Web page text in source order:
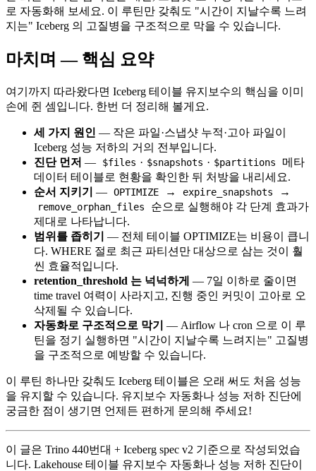
로 자동화해 보세요. 이 루틴만 갖춰도 "시간이 지날수록 느려
지는" Iceberg 의 고질병을 구조적으로 막을 수 있습니다.
마치며 — 핵심 요약
여기까지 따라왔다면 Iceberg 테이블 유지보수의 핵심을 이미
손에 쥔 셈입니다. 한번 더 정리해 볼게요.
세 가지 원인 — 작은 파일·스냅샷 누적·고아 파일이
Iceberg 성능 저하의 거의 전부입니다.
진단 먼저 — $files · $snapshots · $partitions
메타
데이터 테이블로 현황을 확인한 뒤 처방을 내리세요.
순서 지키기 — OPTIMIZE → expire_snapshots →
remove_orphan_files
순으로 실행해야 각 단계 효과가
제대로 나타납니다.
범위를 좁히기 — 전체 테이블 OPTIMIZE는 비용이 큽니
다. WHERE 절로 최근 파티션만 대상으로 삼는 것이 훨
씬 효율적입니다.
retention_threshold 는 넉넉하게 — 7일 이하로 줄이면
time travel 여력이 사라지고, 진행 중인 커밋이 고아로 오
삭제될 수 있습니다.
자동화로 구조적으로 막기 — Airflow 나 cron 으로 이 루
틴을 정기 실행하면 "시간이 지날수록 느려지는" 고질병
을 구조적으로 예방할 수 있습니다.
이 루틴 하나만 갖춰도 Iceberg 테이블은 오래 써도 처음 성능
을 유지할 수 있습니다. 유지보수 자동화나 성능 저하 진단에
궁금한 점이 생기면 언제든 편하게 문의해 주세요!
이 글은 Trino 440번대 + Iceberg spec v2 기준으로 작성되었습
니다. Lakehouse 테이블 유지보수 자동화나 성능 저하 진단이